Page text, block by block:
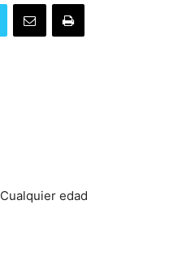
Cualquier edad